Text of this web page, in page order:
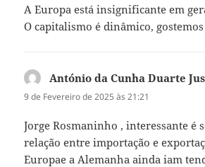
A Europa está insignificante em
O capitalismo é dinâmico,
António da Cunha Duarte
9 de Fevereiro de 2025 às 21:21
Jorge Rosmaninho , interessante é
relação entre importação e
Europae a Alemanha ainda iam